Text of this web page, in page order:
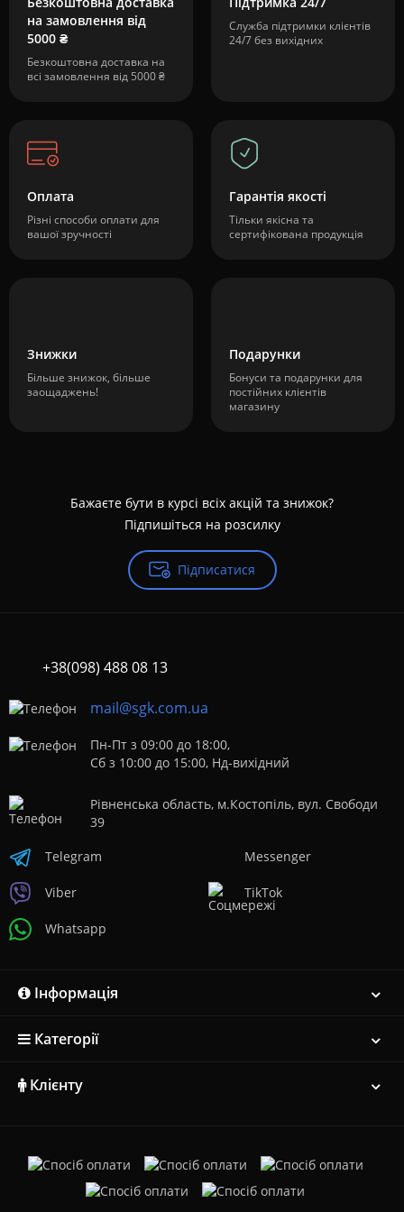
на замовлення від
5000 ₴
Безкоштовна доставка на
всі замовлення від 5000 ₴
Служба підтримки клієнтів
24/7 без вихідних
Оплата
Різні способи оплати для
вашої зручності
Гарантія якості
Тільки якісна та
сертифікована продукція
Знижки
Більше знижок, більше
заощаджень!
Подарунки
Бонуси та подарунки для
постійних клієнтів
магазину
Бажаєте бути в курсі всіх акцій та знижок?
Підпишіться на розсилку
Підписатися
+38(098) 488 08 13
mail@sgk.com.ua
Пн-Пт з 09:00 до 18:00,
Сб з 10:00 до 15:00, Нд-вихідний
Рівненська область, м.Костопіль, вул. Свободи
39
Telegram
Viber
Whatsapp
Messenger
TikTok
Інформація
Категорії
Клієнту